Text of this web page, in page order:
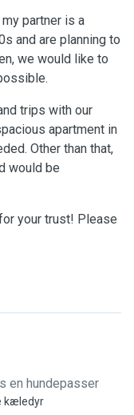
partner is a
and are planning to
we would like to
trips with our
apartment in
Other than that,
would be
your trust! Please
en hundepasser
kæledyr